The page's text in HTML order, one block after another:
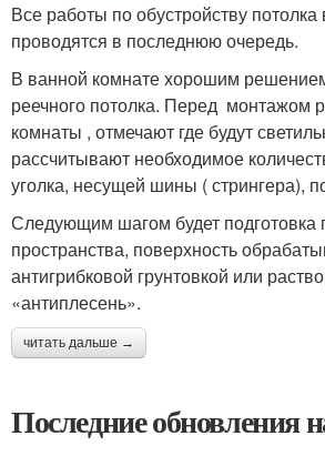
Все работы по обустройству потолка
проводятся в последнюю очередь.
В ванной комнате хорошим
реечного потолка. Перед монтажом
комнаты , отмечают где будут
рассчитывают необходимое
уголка, несущей шины ( стрингера),
Следующим шагом будет подготовка
пространства, поверхность
антигрибковой грунтовкой или
«антиплесень».
читать дальше →
Последние обновления